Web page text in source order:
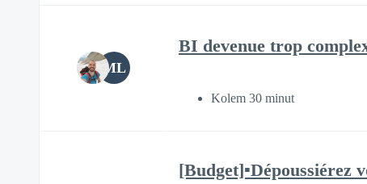
ML
BI devenue trop
Kolem 30 minut
[Budget]▪️Dépoussiérez